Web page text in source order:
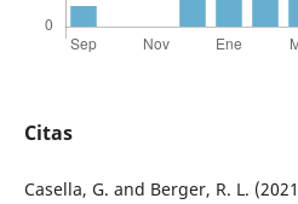
Citas
Casella, G. and Berger, R. L.